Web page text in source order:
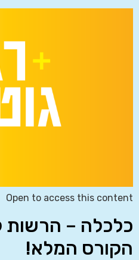
Open to access this content
כלכלה – הרשות
הקורס המלא!